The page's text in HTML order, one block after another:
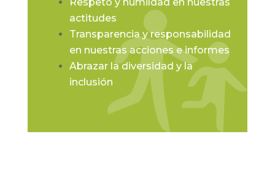
actitudes
Transparencia y responsabilidad
en nuestras acciones e informes
Abrazar la diversidad y la
inclusión